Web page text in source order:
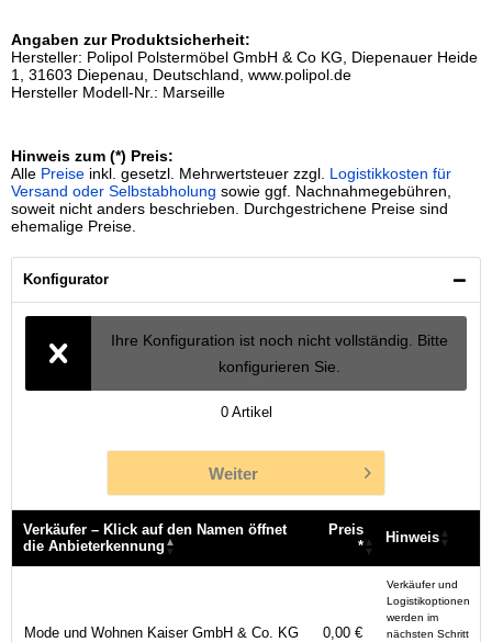
Angaben zur Produktsicherheit:
Hersteller: Polipol Polstermöbel GmbH & Co KG, Diepenauer Heide
1, 31603 Diepenau, Deutschland, www.polipol.de
Hersteller Modell-Nr.: Marseille
Hinweis zum (*) Preis:
Alle Preise inkl. gesetzl. Mehrwertsteuer zzgl. Logistikkosten für
Versand oder Selbstabholung sowie ggf. Nachnahmegebühren,
soweit nicht anders beschrieben. Durchgestrichene Preise sind
ehemalige Preise.
Konfigurator
Ihre Konfiguration ist noch nicht vollständig. Bitte
konfigurieren Sie.
0 Artikel
Weiter
Verkäufer – Klick auf den Namen öffnet
die Anbieterkennung
Preis
*
Hinweis
Mode und Wohnen Kaiser GmbH & Co. KG 0,00 €
Verkäufer und
Logistikoptionen
werden im
nächsten Schritt